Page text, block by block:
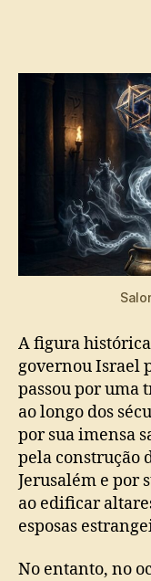
A figura
governou Israel
passou por uma
ao longo dos
por sua imensa
pela construção
Jerusalém e por
ao edificar
esposas
No entanto, no